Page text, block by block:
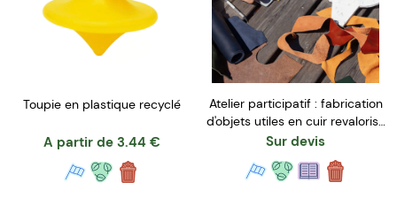
Toupie en plastique recyclé
A partir de 3.44 €
Atelier participatif : fabrication
d'objets utiles en cuir revalorisé
- Petit Format
Sur devis